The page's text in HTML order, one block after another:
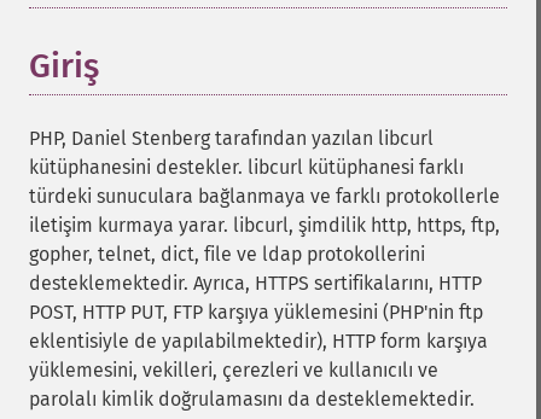
Giriş
PHP, Daniel Stenberg tarafından yazılan libcurl
kütüphanesini destekler. libcurl kütüphanesi farklı
türdeki sunuculara bağlanmaya ve farklı protokollerle
iletişim kurmaya yarar. libcurl, şimdilik http, https, ftp,
gopher, telnet, dict, file ve ldap protokollerini
desteklemektedir. Ayrıca, HTTPS sertifikalarını, HTTP
POST, HTTP PUT, FTP karşıya yüklemesini (PHP'nin ftp
eklentisiyle de yapılabilmektedir), HTTP form karşıya
yüklemesini, vekilleri, çerezleri ve kullanıcılı ve
parolalı kimlik doğrulamasını da desteklemektedir.